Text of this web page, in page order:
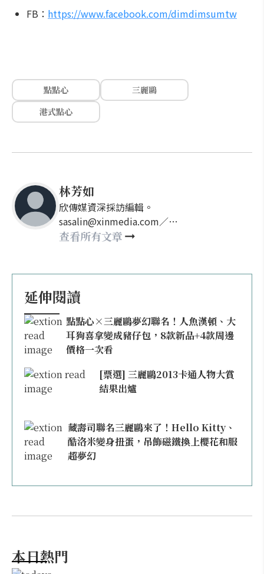
FB： https://www.facebook.com/dimdimsumtw
點點心
三麗鷗
港式點心
林芳如
欣傳媒資深採訪編輯。
sasalin@xinmedia.com／
happy21917@gmail.com
查看所有文章
延伸閱讀
點點心×三麗鷗夢幻聯名！人魚漢頓、大
耳狗喜拿變成豬仔包，8款新品+4款周邊
價格一次看
[票選] 三麗鷗2013卡通人物大賞
結果出爐
藏壽司聯名三麗鷗來了！Hello Kitty、
酷洛米變身扭蛋，吊飾磁鐵換上櫻花和服
超夢幻
本日熱門